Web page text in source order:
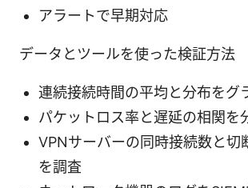
アラートで早期対応
データとツールを使った検証方法
連続接続時間の平均と分布をグ
パケットロス率と遅延の相関を
VPNサーバーの同時接続数と切
を調査